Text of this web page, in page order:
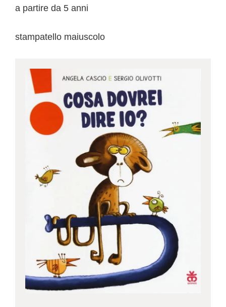
a partire da 5 anni
stampatello maiuscolo